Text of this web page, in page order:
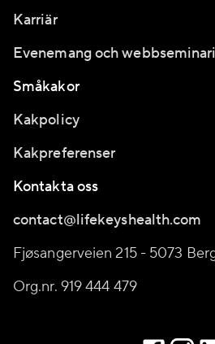
Karriär
Evenemang och
Småkakor
Kakpolicy
Kakpreferenser
Kontakta oss
contact@lifekeyshealth.com
Fjøsangerveien 215 - 5073
Org.nr. 919 444 479